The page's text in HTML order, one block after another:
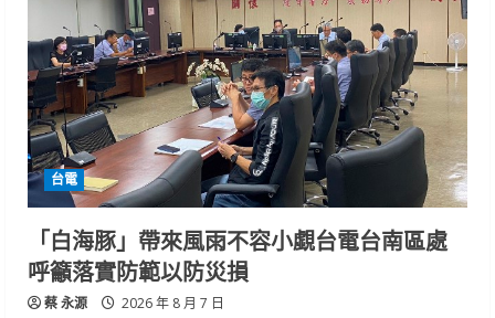
台電
「白海豚」帶來風雨不容小覷台電台南區處
呼籲落實防範以防災損
蔡 永源 2026 年 8 月 7 日